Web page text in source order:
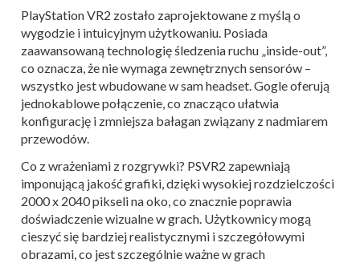
PlayStation VR2 zostało zaprojektowane z myślą o
wygodzie i intuicyjnym użytkowaniu. Posiada
zaawansowaną technologię śledzenia ruchu „inside-out”,
co oznacza, że nie wymaga zewnętrznych sensorów –
wszystko jest wbudowane w sam headset. Gogle oferują
jednokablowe połączenie, co znacząco ułatwia
konfigurację i zmniejsza bałagan związany z nadmiarem
przewodów.
Co z wrażeniami z rozgrywki? PSVR2 zapewniają
imponującą jakość grafiki, dzięki wysokiej rozdzielczości
2000 x 2040 pikseli na oko, co znacznie poprawia
doświadczenie wizualne w grach. Użytkownicy mogą
cieszyć się bardziej realistycznymi i szczegółowymi
obrazami, co jest szczególnie ważne w grach